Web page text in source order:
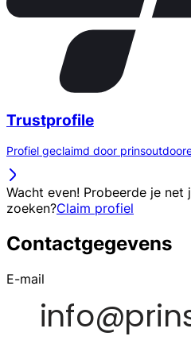
Trustprofile
Profiel geclaimd door
Wacht even! Probeerde je
zoeken?Claim profiel
Contactgegevens
E-mail